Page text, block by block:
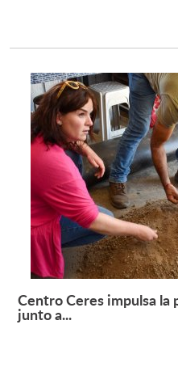
Centro Ceres impulsa
junto a...